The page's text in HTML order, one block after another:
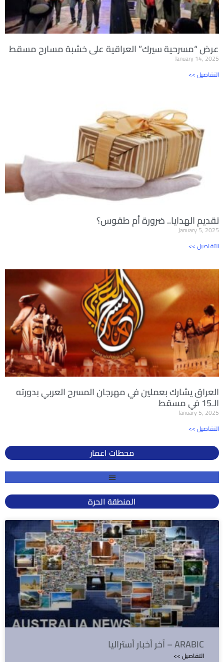
عرض “مسرحية سيرك” العراقية على خشبة مسارح مسقط
January 14, 2025
<< التفاصيل
تقديم الهدايا.. ضرورة أم طقوس؟
January 5, 2025
<< التفاصيل
العراق يشارك بعملين في مهرجان المسرح العربي بدورته
الـ15 في مسقط
January 5, 2025
<< التفاصيل
محطات اعمار
المنطقة الحرة
آخر أخبار أستراليا – ARABIC
<< التفاصيل